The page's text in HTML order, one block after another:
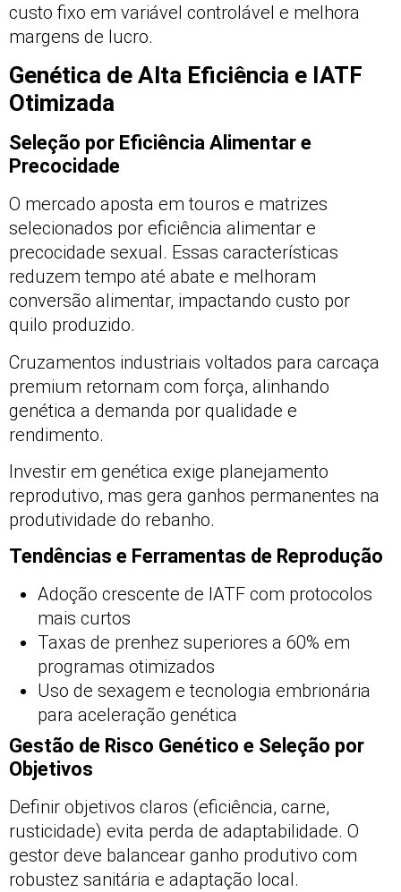
custo fixo em variável controlável e melhora
margens de lucro.
Genética de Alta Eficiência e IATF
Otimizada
Seleção por Eficiência Alimentar e
Precocidade
O mercado aposta em touros e matrizes
selecionados por eficiência alimentar e
precocidade sexual. Essas características
reduzem tempo até abate e melhoram
conversão alimentar, impactando custo por
quilo produzido.
Cruzamentos industriais voltados para carcaça
premium retornam com força, alinhando
genética a demanda por qualidade e
rendimento.
Investir em genética exige planejamento
reprodutivo, mas gera ganhos permanentes na
produtividade do rebanho.
Tendências e Ferramentas de Reprodução
Adoção crescente de IATF com protocolos
mais curtos
Taxas de prenhez superiores a 60% em
programas otimizados
Uso de sexagem e tecnologia embrionária
para aceleração genética
Gestão de Risco Genético e Seleção por
Objetivos
Definir objetivos claros (eficiência, carne,
rusticidade) evita perda de adaptabilidade. O
gestor deve balancear ganho produtivo com
robustez sanitária e adaptação local.